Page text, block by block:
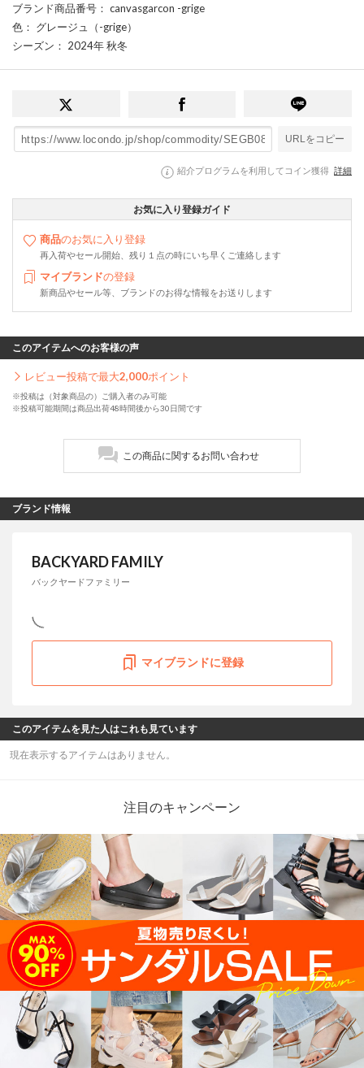
ブランド商品番号 ： canvasgarcon -grige
色 ： グレージュ（-grige）
シーズン ： 2024年 秋冬
URLをコピー
紹介プログラムを利用してコイン獲得 詳細
お気に入り登録ガイド
商品のお気に入り登録
再入荷やセール開始、残り１点の時にいち早くご連絡します
マイブランドの登録
新商品やセール等、ブランドのお得な情報をお送りします
このアイテムへのお客様の声
レビュー投稿で最大2,000ポイント
※投稿は（対象商品の）ご購入者のみ可能
※投稿可能期間は商品出荷48時間後から30日間です
この商品に関するお問い合わせ
ブランド情報
BACKYARD FAMILY
バックヤードファミリー
マイブランドに登録
このアイテムを見た人はこれも見ています
現在表示するアイテムはありません。
注目のキャンペーン